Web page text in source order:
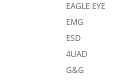
EAGLE EYE
EMG
ESD
4UAD
G&G